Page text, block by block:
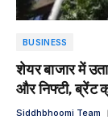
BUSINESS
शेयर बाजार में
और निफ्टी, ब्रेंट
Siddhbhoomi Team